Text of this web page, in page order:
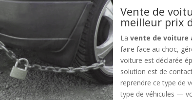
Vente de
meilleur prix
Lavente de voiture
faire face au choc,
voiture est déclarée
solution est de
reprendre ce type de
type de véhicules —